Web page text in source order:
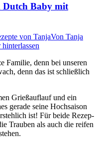
Dutch Baby mit
von TanjaVon Tanja
Fami­lie, denn bei unse­ren
denn das ist schließ­lich
Grieß­auf­lauf und ein
gera­de sei­ne Hoch­sai­son
ist! Für bei­de Rezep­
Trau­ben als auch die rei­fen